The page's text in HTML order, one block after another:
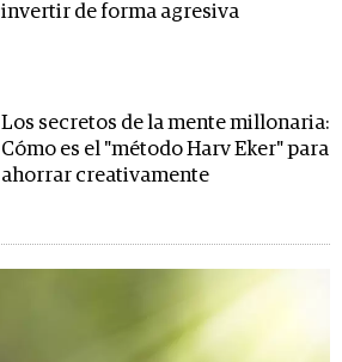
invertir de forma agresiva
Los secretos de la mente millonaria:
Cómo es el "método Harv Eker" para
ahorrar creativamente